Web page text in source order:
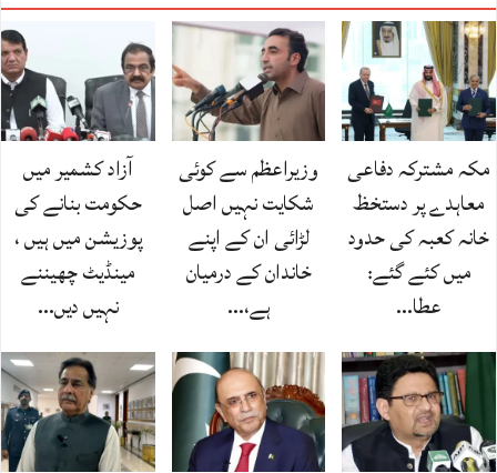
مکہ مشترکہ دفاعی
معاہدے پر دستخظ
خانہ کعبہ کی حدود
میں کئے گئے:
عطا…
وزیراعظم سے کوئی
شکایت نہیں اصل
لڑائی ان کے اپنے
خاندان کے درمیان
ہے،…
آزاد کشمیر میں
حکومت بنانے کی
پوزیشن میں ہیں ،
مینڈیٹ چھیننے
نہیں دیں…